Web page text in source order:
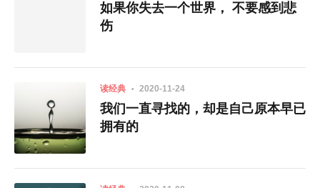
如果你失去一个世界， 不要感到悲
伤
读经典 2020-11-24
我们一直寻找的，却是自己原本早已
拥有的